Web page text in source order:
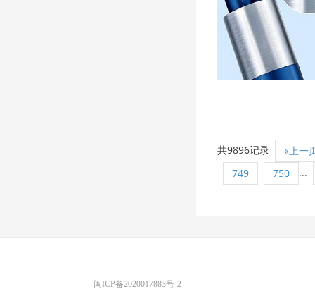
共9896记录
«上一
749
750 ...
闽ICP备2020017883号-2